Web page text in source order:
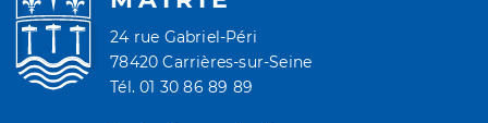
24 rue Gabriel-Péri
78420 Carrières-sur-Seine
Tél. 01 30 86 89 89